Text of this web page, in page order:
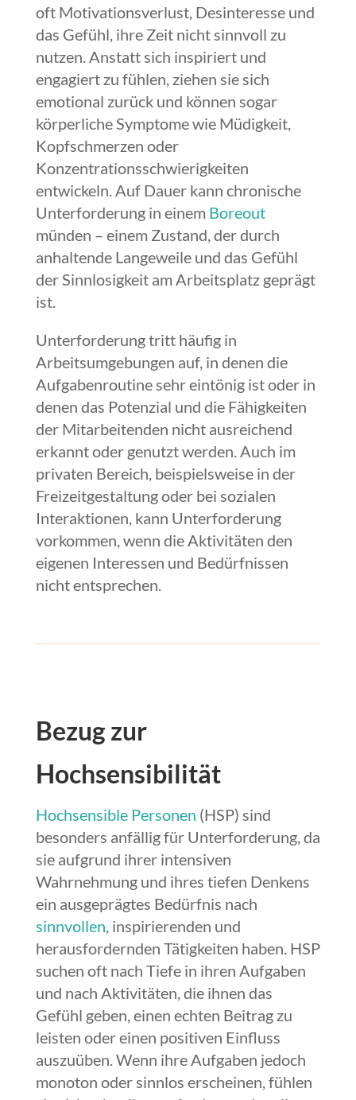
oft Motivationsverlust, Desinteresse und
das Gefühl, ihre Zeit nicht sinnvoll zu
nutzen. Anstatt sich inspiriert und
engagiert zu fühlen, ziehen sie sich
emotional zurück und können sogar
körperliche Symptome wie Müdigkeit,
Kopfschmerzen oder
Konzentrationsschwierigkeiten
entwickeln. Auf Dauer kann chronische
Unterforderung in einem Boreout
münden – einem Zustand, der durch
anhaltende Langeweile und das Gefühl
der Sinnlosigkeit am Arbeitsplatz geprägt
ist.
Unterforderung tritt häufig in
Arbeitsumgebungen auf, in denen die
Aufgabenroutine sehr eintönig ist oder in
denen das Potenzial und die Fähigkeiten
der Mitarbeitenden nicht ausreichend
erkannt oder genutzt werden. Auch im
privaten Bereich, beispielsweise in der
Freizeitgestaltung oder bei sozialen
Interaktionen, kann Unterforderung
vorkommen, wenn die Aktivitäten den
eigenen Interessen und Bedürfnissen
nicht entsprechen.
Bezug zur
Hochsensibilität
Hochsensible Personen (HSP) sind
besonders anfällig für Unterforderung, da
sie aufgrund ihrer intensiven
Wahrnehmung und ihres tiefen Denkens
ein ausgeprägtes Bedürfnis nach
sinnvollen, inspirierenden und
herausfordernden Tätigkeiten haben. HSP
suchen oft nach Tiefe in ihren Aufgaben
und nach Aktivitäten, die ihnen das
Gefühl geben, einen echten Beitrag zu
leisten oder einen positiven Einfluss
auszuüben. Wenn ihre Aufgaben jedoch
monoton oder sinnlos erscheinen, fühlen